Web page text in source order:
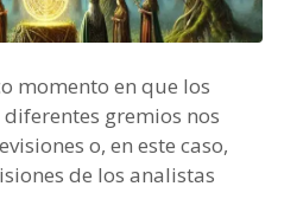
momento en que los
gremios nos
o, en este caso,
de los analistas